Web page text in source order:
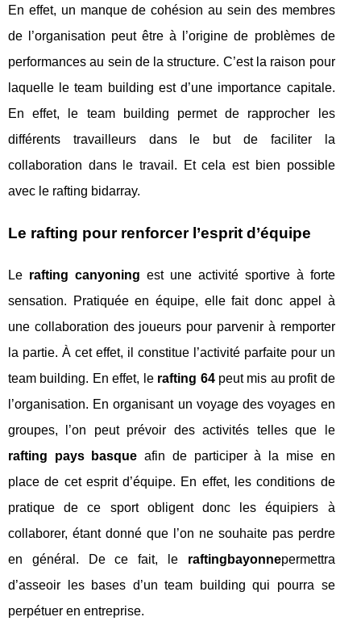
En effet, un manque de cohésion au sein des membres
de l’organisation peut être à l’origine de problèmes de
performances au sein de la structure. C’est la raison pour
laquelle le team building est d’une importance capitale.
En effet, le team building permet de rapprocher les
différents travailleurs dans le but de faciliter la
collaboration dans le travail. Et cela est bien possible
avec le rafting bidarray.
Le rafting pour renforcer l’esprit d’équipe
Le rafting canyoning est une activité sportive à forte
sensation. Pratiquée en équipe, elle fait donc appel à
une collaboration des joueurs pour parvenir à remporter
la partie. À cet effet, il constitue l’activité parfaite pour un
team building. En effet, le rafting 64peut mis au profit de
l’organisation. En organisant un voyage des voyages en
groupes, l’on peut prévoir des activités telles que le
rafting pays basque afin de participer à la mise en
place de cet esprit d’équipe. En effet, les conditions de
pratique de ce sport obligent donc les équipiers à
collaborer, étant donné que l’on ne souhaite pas perdre
en général. De ce fait, le rafting bayonnepermettra
d’asseoir les bases d’un team building qui pourra se
perpétuer en entreprise.